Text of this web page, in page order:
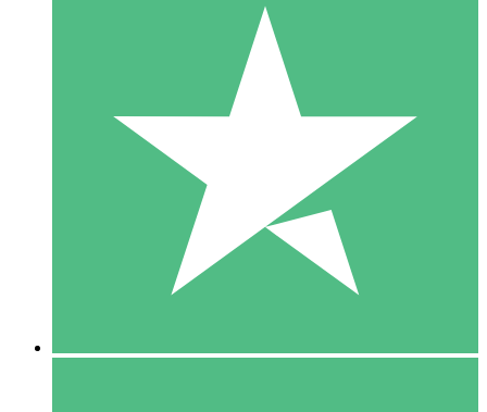
Packs de Crédits Individuels
Payez à l'utilisation avec des crédits de téléchargement. Sans
1 Téléchargement
10 00